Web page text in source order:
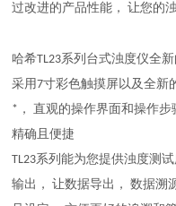
过改进的产品性能， 让您的
哈希TL23系列台式浊度仪全
采用7寸彩色触摸屏以及全新
*， 直观的操作界面和操作步
精确且便捷
TL23系列能为您提供浊度测
输出， 让数据导出， 数据溯